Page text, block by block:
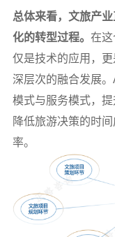
总体来看，文旅产
化的转型过程。 在
仅是技术的应用，
深层次的融合发展
模式与服务模式，
降低旅游决策的时
率。